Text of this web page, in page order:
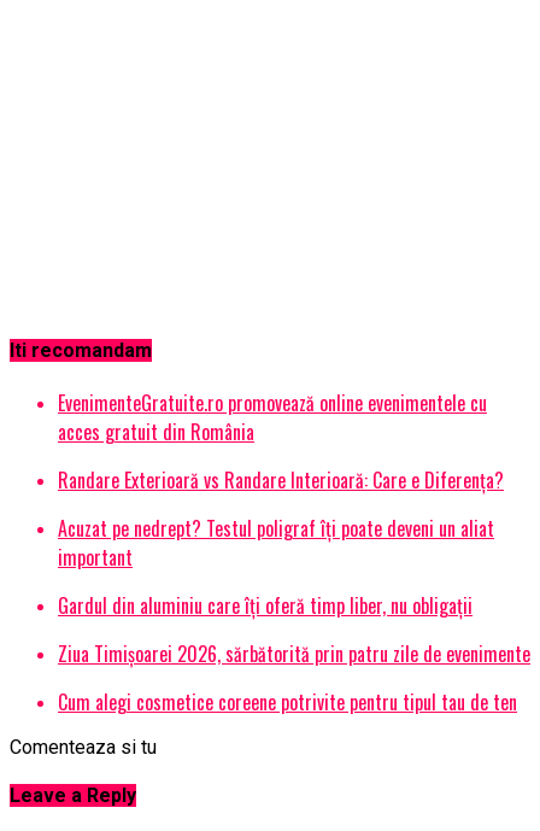
Iti recomandam
EvenimenteGratuite.ro promovează online evenimentele cu
acces gratuit din România
Randare Exterioară vs Randare Interioară: Care e Diferența?
Acuzat pe nedrept? Testul poligraf îţi poate deveni un aliat
important
Gardul din aluminiu care îți oferă timp liber, nu obligații
Ziua Timișoarei 2026, sărbătorită prin patru zile de evenimente
Cum alegi cosmetice coreene potrivite pentru tipul tau de ten
Comenteaza si tu
Leave a Reply